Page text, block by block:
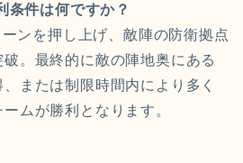
条件は何ですか？
ンを押し上げ、敵陣の防衛拠点
。最終的に敵の陣地奥にある
または制限時間内により多く
ムが勝利となります。